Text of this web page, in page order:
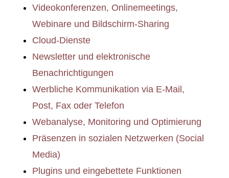
Videokonferenzen, Onlinemeetings,
Webinare und Bildschirm-Sharing
Cloud-Dienste
Newsletter und elektronische
Benachrichtigungen
Werbliche Kommunikation via E-Mail,
Post, Fax oder Telefon
Webanalyse, Monitoring und Optimierung
Präsenzen in sozialen Netzwerken (Social
Media)
Plugins und eingebettete Funktionen